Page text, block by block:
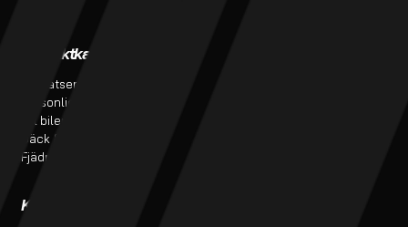
Produktkategorier
Bursatser
Personlig utrustning
Till bilen
Däck & Fälg
Fjädring & service
Kundtjänst